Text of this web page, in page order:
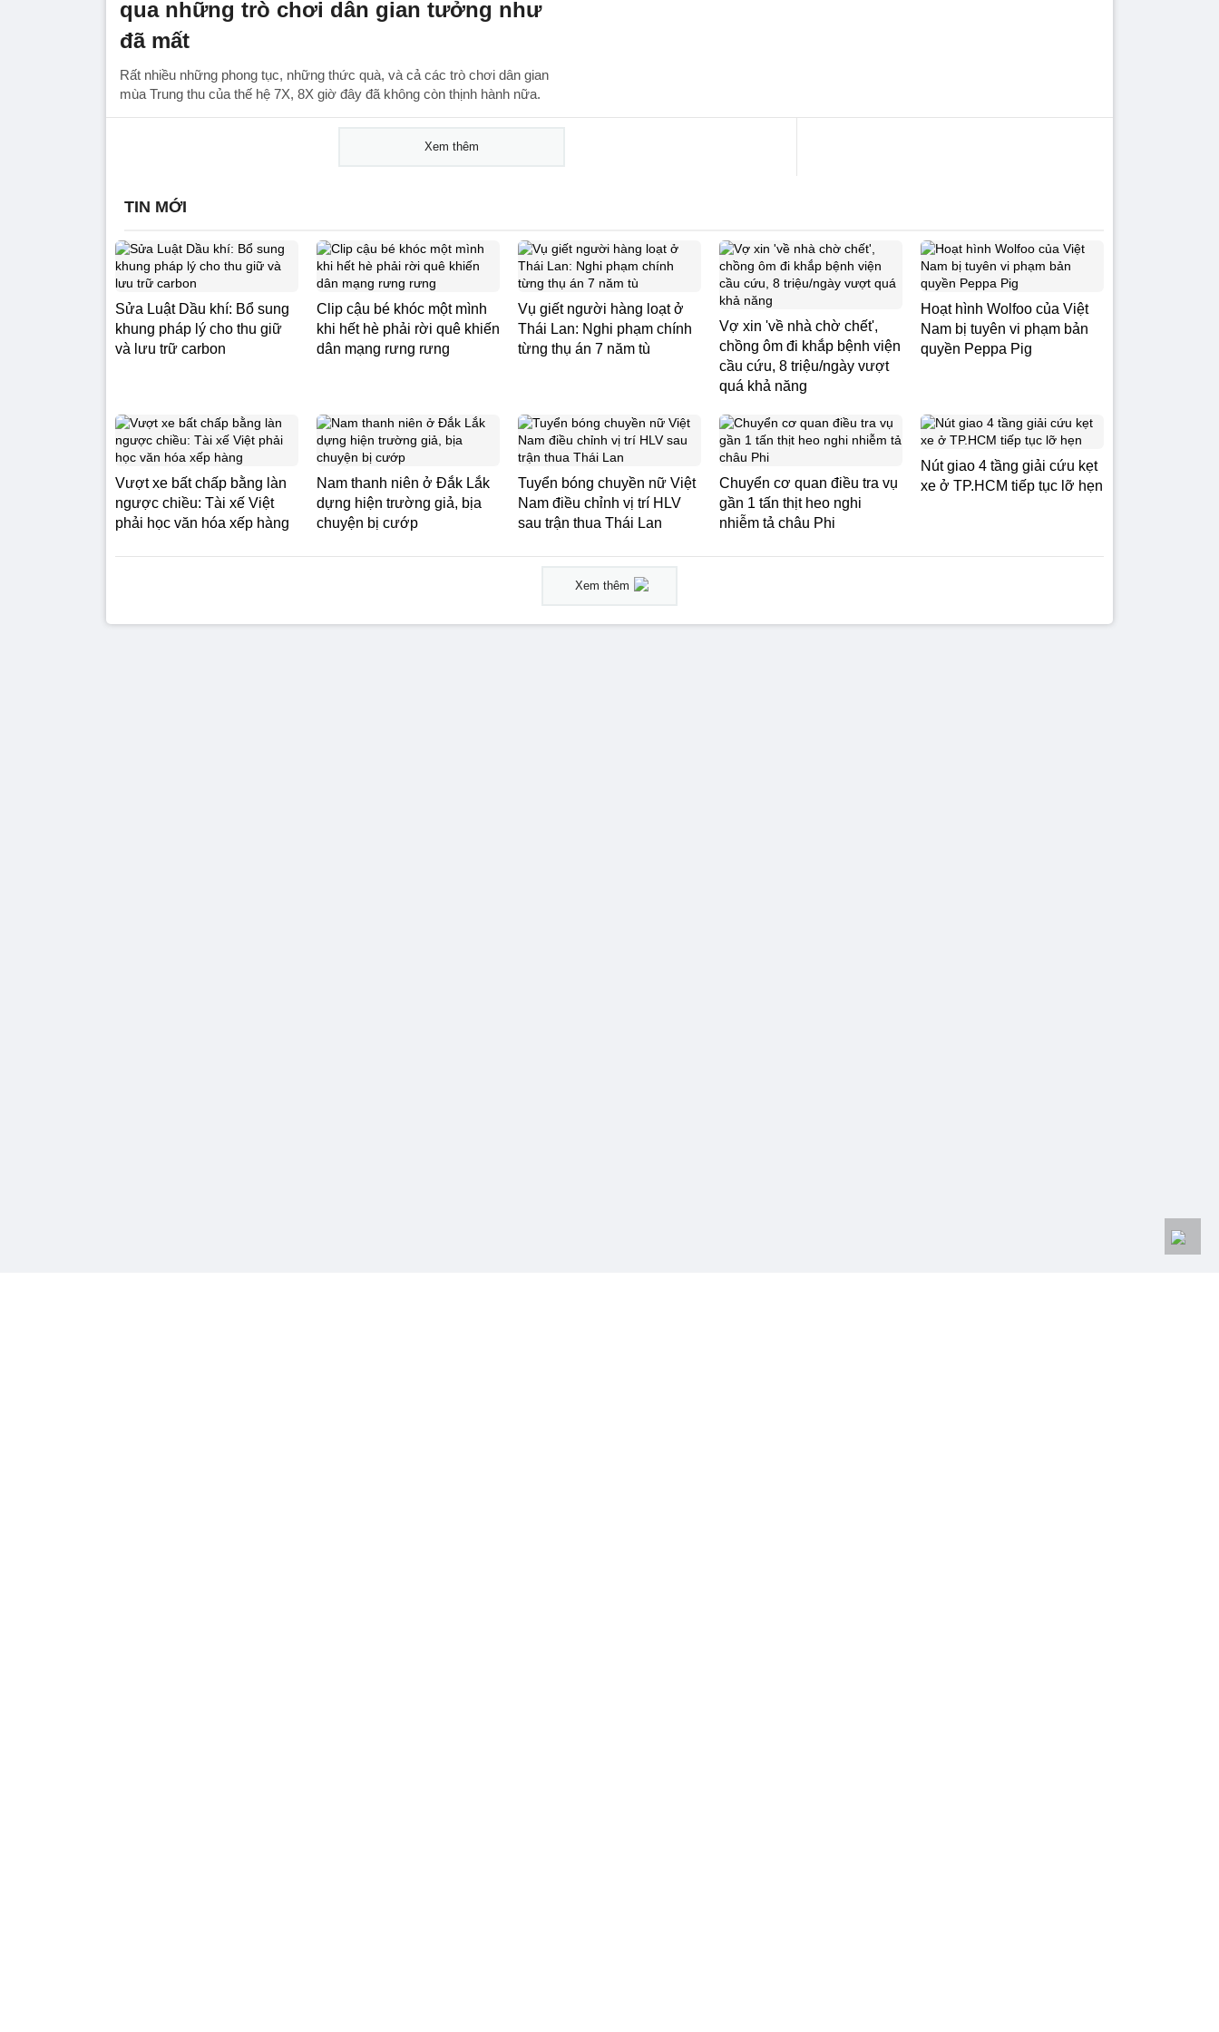
qua những trò chơi dân gian tưởng như
đã mất
Rất nhiều những phong tục, những thức quà, và cả các trò chơi dân gian
mùa Trung thu của thế hệ 7X, 8X giờ đây đã không còn thịnh hành nữa.
Xem thêm
TIN MỚI
Sửa Luật Dầu khí: Bổ sung
khung pháp lý cho thu giữ
và lưu trữ carbon
Clip cậu bé khóc một mình
khi hết hè phải rời quê khiến
dân mạng rưng rưng
Vụ giết người hàng loạt ở
Thái Lan: Nghi phạm chính
từng thụ án 7 năm tù
Vợ xin 'về nhà chờ chết',
chồng ôm đi khắp bệnh viện
cầu cứu, 8 triệu/ngày vượt
quá khả năng
Hoạt hình Wolfoo của Việt
Nam bị tuyên vi phạm bản
quyền Peppa Pig
Vượt xe bất chấp bằng làn
ngược chiều: Tài xế Việt
phải học văn hóa xếp hàng
Nam thanh niên ở Đắk Lắk
dựng hiện trường giả, bịa
chuyện bị cướp
Tuyển bóng chuyền nữ Việt
Nam điều chỉnh vị trí HLV
sau trận thua Thái Lan
Chuyển cơ quan điều tra vụ
gần 1 tấn thịt heo nghi
nhiễm tả châu Phi
Nút giao 4 tầng giải cứu kẹt
xe ở TP.HCM tiếp tục lỡ hẹn
Xem thêm